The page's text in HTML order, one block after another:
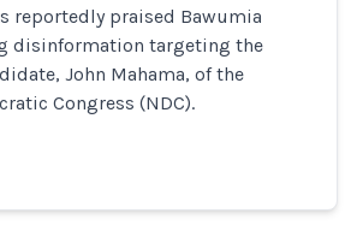
reportedly praised Bawumia
disinformation targeting the
John Mahama, of the
Congress (NDC).